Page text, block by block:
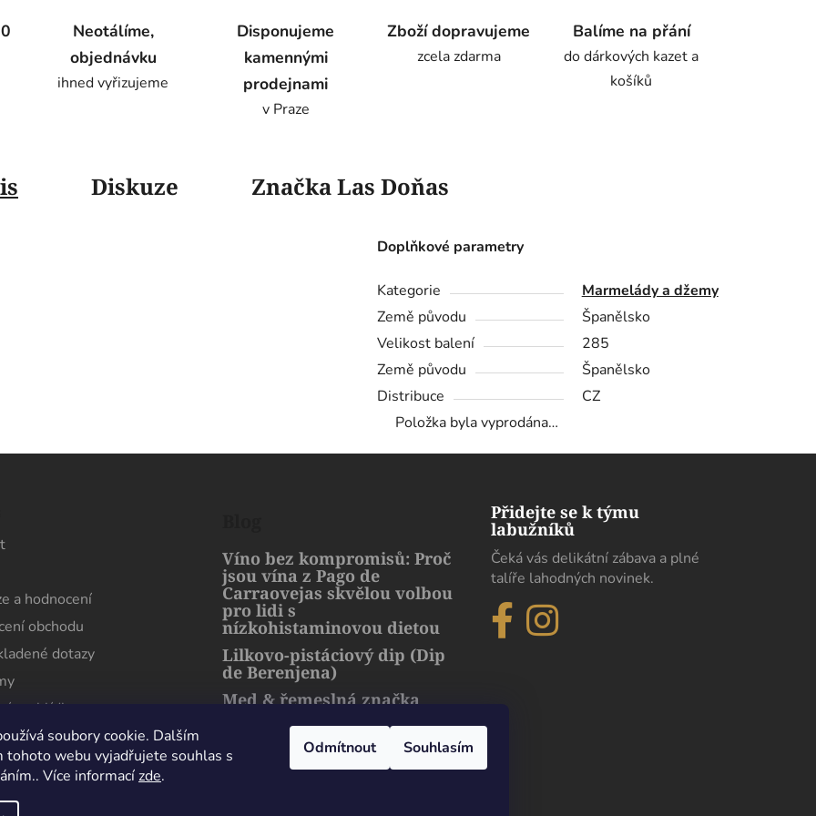
soubory cookie. Dalším
tohoto webu vyjadřujete souhlas s
Více informacízde.
Odmítnout Souhlasím
Neotálíme,
objednávku
ihned vyřizujeme
Disponujeme
kamennými
prodejnami
v Praze
Zboží dopravujeme
zcela zdarma
Balíme na přání
do dárkových kazet a
košíků
Diskuze ZnačkaLas Doňas
Doplňkové parametry
Kategorie
Marmelády a džemy
Země původu
Španělsko
Velikost balení
285
Země původu
Španělsko
Distribuce
CZ
Položka byla vyprodána…
a hodnocení
obchodu
dotazy
prohlídka
Víno bez kompromisů: Proč
jsou vína z Pago de
Carraovejas skvělou volbou
pro lidi s
nízkohistaminovou dietou
Lilkovo-pistáciový dip (Dip
de Berenjena)
Med & řemeslná značka
harmonie přírody a luxusu
Přidejte se k týmu
labužníků
Čeká vás delikátní zábava a plné
talíře lahodných novinek.